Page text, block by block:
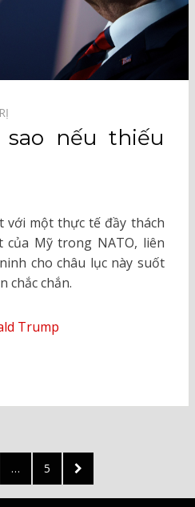
sao nếu thiếu
với một thực tế đầy thách
Mỹ trong NATO, liên
cho châu lục này suốt
chắc chắn.
Trump
… PAGE
5
NEXT
PAGE